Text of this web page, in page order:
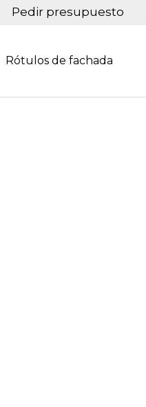
Pedir presupuesto
Rótulos de fachada